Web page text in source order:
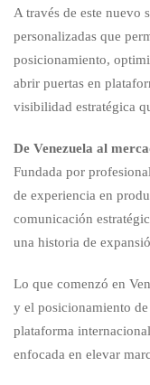
A través de este nuevo
personalizadas que
posicionamiento,
abrir puertas en
visibilidad estratégica
De Venezuela al
Fundada por
de experiencia en
comunicación
una historia de
Lo que comenzó en
y el posicionamiento
plataforma
enfocada en elevar